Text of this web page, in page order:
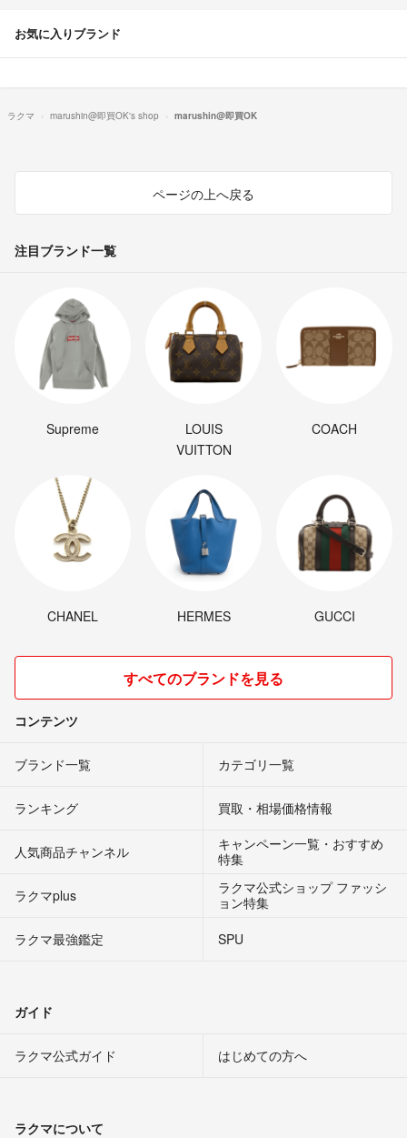
お気に入りブランド
ラクマ marushin@即買OK's shop marushin@即買OK
ページの上へ戻る
注目ブランド一覧
Supreme
LOUIS
VUITTON
COACH
CHANEL HERMES GUCCI
すべてのブランドを見る
コンテンツ
ブランド一覧 カテゴリ一覧
ランキング 買取・相場価格情報
人気商品チャンネル
キャンペーン一覧・おすすめ
特集
ラクマplus
ラクマ公式ショップ ファッシ
ョン特集
ラクマ最強鑑定
SPU
ガイド
ラクマ公式ガイド はじめての方へ
ラクマについて